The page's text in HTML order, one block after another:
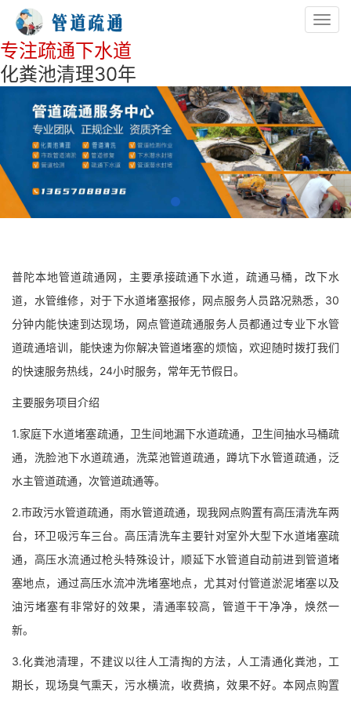
专注疏通下水道
化粪池清理30年
普陀本地管道疏通网，主要承接疏通下水道，疏通马桶，改下水
道，水管维修，对于下水道堵塞报修，网点服务人员路况熟悉，30
分钟内能快速到达现场，网点管道疏通服务人员都通过专业下水管
道疏通培训，能快速为你解决管道堵塞的烦恼，欢迎随时拨打我们
的快速服务热线，24小时服务，常年无节假日。
主要服务项目介绍
1.家庭下水道堵塞疏通，卫生间地漏下水道疏通，卫生间抽水马桶疏
通，洗脸池下水道疏通，洗菜池管道疏通，蹲坑下水管道疏通，泛
水主管道疏通，次管道疏通等。
2.市政污水管道疏通，雨水管道疏通，现我网点购置有高压清洗车两
台，环卫吸污车三台。高压清洗车主要针对室外大型下水道堵塞疏
通，高压水流通过枪头特殊设计，顺延下水管道自动前进到管道堵
塞地点，通过高压水流冲洗堵塞地点，尤其对付管道淤泥堵塞以及
油污堵塞有非常好的效果，清通率较高，管道干干净净，焕然一
新。
3.化粪池清理，不建议以往人工清掏的方法，人工清通化粪池，工
期长，现场臭气熏天，污水横流，收费搞，效果不好。本网点购置